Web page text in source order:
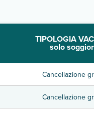
TIPOLOGIA
solo
Cancellazione
Cancellazione